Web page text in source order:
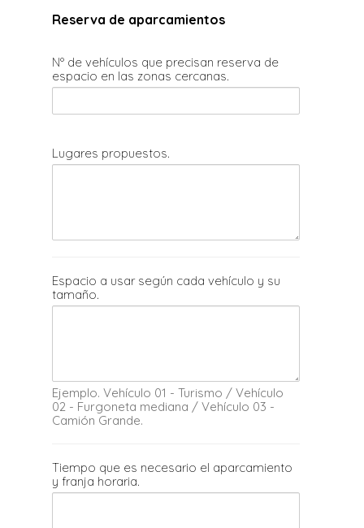
Reserva de aparcamientos
Nº de vehículos que precisan reserva de
espacio en las zonas cercanas.
Lugares propuestos.
Espacio a usar según cada vehículo y su
tamaño.
Ejemplo. Vehículo 01 - Turismo / Vehículo
02 - Furgoneta mediana / Vehículo 03 -
Camión Grande.
Tiempo que es necesario el aparcamiento
y franja horaria.